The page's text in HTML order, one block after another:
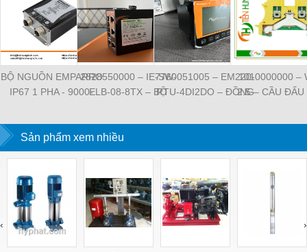
BỘ NGUỒN EMPARRO
IP67 1 PHA - 9000-
EMPARRO IP67
POWER SUPPLY 1-
PHASE
2828550000 – IE-SW-
ELB-08-8TX – BỘ
RJ45 – WEIDMULLER
7760051005 – EM220-
RTU-4DI2DO – ĐỒNG
ĐO ĐIỆN ÁP –
1010000000 –
2.5 – CẦU ĐẤU
Sản phẩm xem nhiều
‹ ›